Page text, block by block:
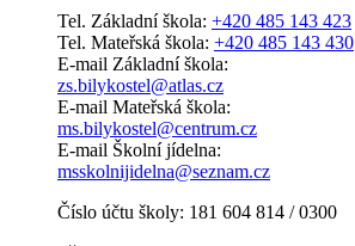
Tel. Základní škola: +420 485 143 423
Tel. Mateřská škola: +420 485 143 430
E-mail Základní škola:
zs.bilykostel@atlas.cz
E-mail Mateřská škola:
ms.bilykostel@centrum.cz
E-mail Školní jídelna:
msskolnijidelna@seznam.cz
Číslo účtu školy: 181 604 814 / 0300